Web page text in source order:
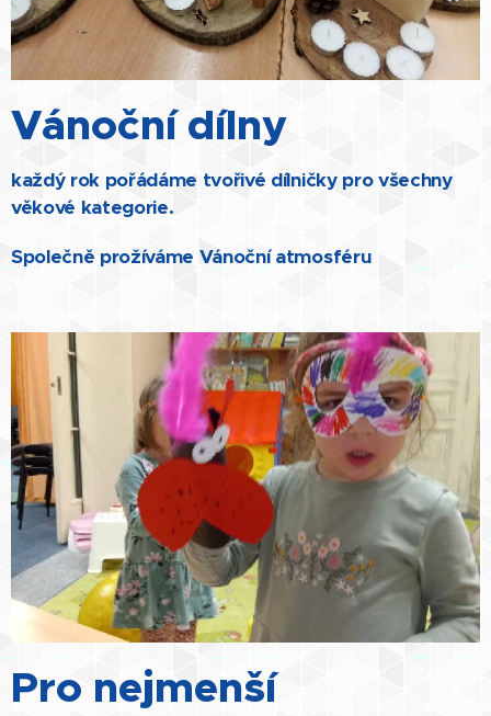
Vánoční dílny
každý rok pořádáme tvořivé dílničky pro všechny
věkové kategorie.
Společně prožíváme Vánoční atmosféru
Pro nejmenší